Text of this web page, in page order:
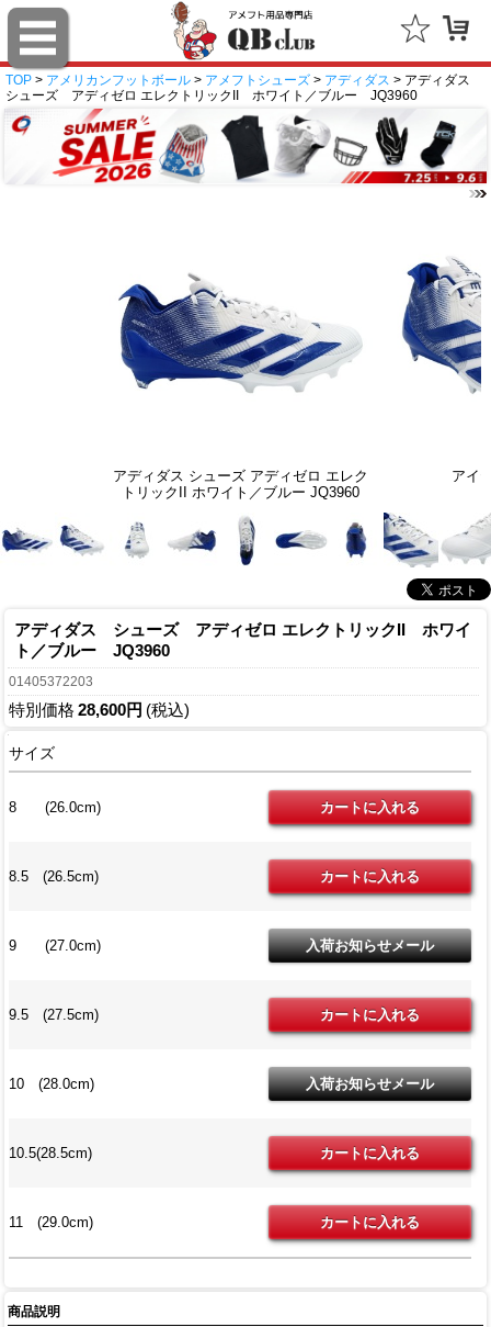
TOP > アメリカンフットボール > アメフトシューズ > アディダス > アディダス
シューズ アディゼロ エレクトリックII ホワイト／ブルー JQ3960
アディダス シューズ アディゼロ エレク
トリックII ホワイト／ブルー JQ3960
アイ
アディダス シューズ アディゼロ エレクトリックII ホワイ
ト／ブルー JQ3960
01405372203
特別価格 28,600円 (税込)
サイズ
8 (26.0cm)
8.5 (26.5cm)
9 (27.0cm)
9.5 (27.5cm)
10 (28.0cm)
10.5(28.5cm)
11 (29.0cm)
商品説明